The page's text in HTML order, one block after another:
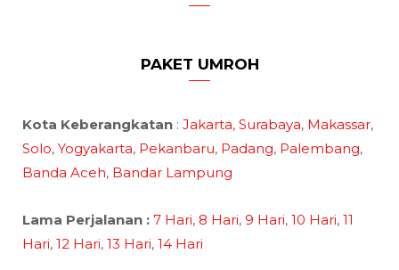
PAKET UMROH
Kota Keberangkatan : Jakarta, Surabaya, Makassar,
Solo, Yogyakarta, Pekanbaru, Padang, Palembang,
Banda Aceh, Bandar Lampung
Lama Perjalanan : 7 Hari, 8 Hari, 9 Hari, 10 Hari, 11
Hari, 12 Hari, 13 Hari, 14 Hari